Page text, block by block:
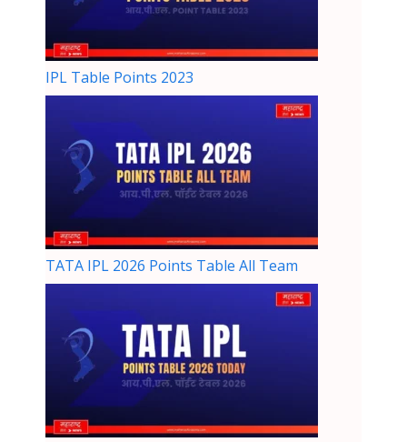
IPL Table Points 2023
TATA IPL 2026 Points Table All Team